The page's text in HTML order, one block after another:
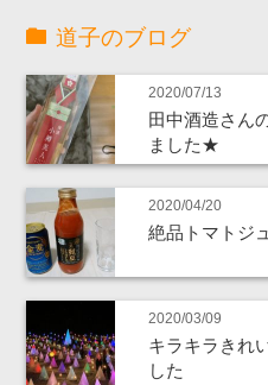
道子のブログ
2020/07/13
田中酒造さん
ました★
2020/04/20
絶品トマトジ
2020/03/09
キラキラきれ
した